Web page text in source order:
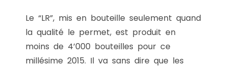
Le “LR”, mis en bouteille seulement quand
la qualité le permet, est produit en
moins de 4’000 bouteilles pour ce
millésime 2015. Il va sans dire que les